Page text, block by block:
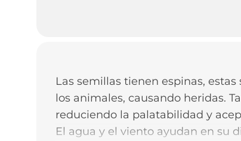
Las semillas tienen espinas,
los animales, causando heridas.
reduciendo la palatabilidad y
El agua y el viento ayudan en su